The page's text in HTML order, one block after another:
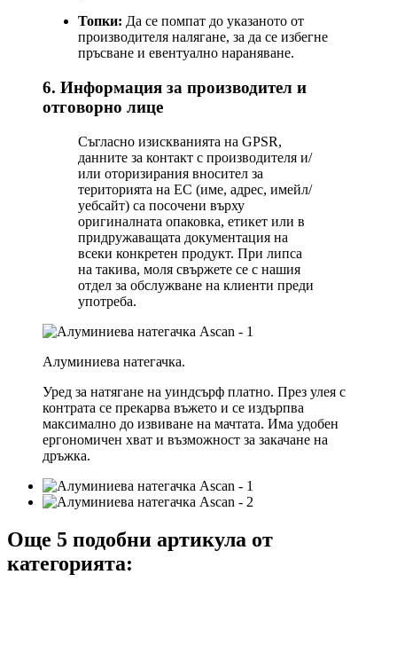
Топки: Да се помпат до указаното от
производителя налягане, за да се избегне
пръсване и евентуално нараняване.
6. Информация за производител и
отговорно лице
Съгласно изискванията на GPSR,
данните за контакт с производителя и/
или оторизирания вносител за
територията на ЕС (име, адрес, имейл/
уебсайт) са посочени върху
оригиналната опаковка, етикет или в
придружаващата документация на
всеки конкретен продукт. При липса
на такива, моля свържете се с нашия
отдел за обслужване на клиенти преди
употреба.
Алуминиева натегачка.
Уред за натягане на уиндсърф платно. През улея с
контрата се прекарва въжето и се издърпва
максимално до извиване на мачтата. Има удобен
ергономичен хват и възможност за закачане на
дръжка.
Още 5 подобни артикула от
категорията: